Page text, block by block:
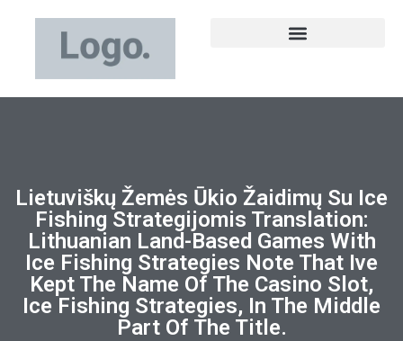
Lietuviškų Žemės Ūkio Žaidimų Su Ice
Fishing Strategijomis Translation:
Lithuanian Land-Based Games With
Ice Fishing Strategies Note That Ive
Kept The Name Of The Casino Slot,
Ice Fishing Strategies, In The Middle
Part Of The Title.